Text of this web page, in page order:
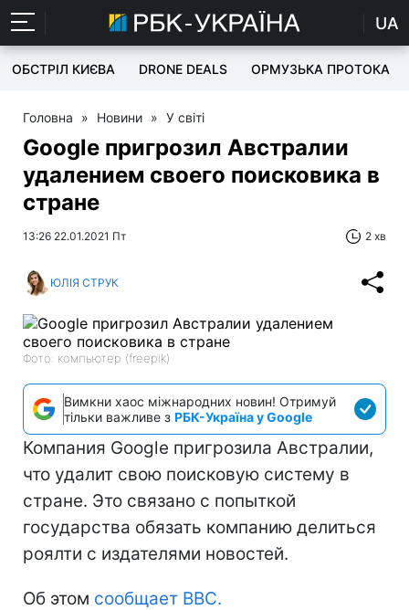
UA
ОБСТРІЛ КИЄВА DRONE DEALS ОРМУЗЬКА ПРОТОКА
Головна » Новини » У світі
Google пригрозил Австралии
удалением своего поисковика в
стране
13:26 22.01.2021 Пт 2 хв
ЮЛІЯ СТРУК
Фото: компьютер (freepik)
Вимкни хаос міжнародних новин! Отримуй
тільки важливе з РБК-Україна у Google
Компания Google пригрозила Австралии,
что удалит свою поисковую систему в
стране. Это связано с попыткой
государства обязать компанию делиться
роялти с издателями новостей.
Об этом сообщает ВВС.